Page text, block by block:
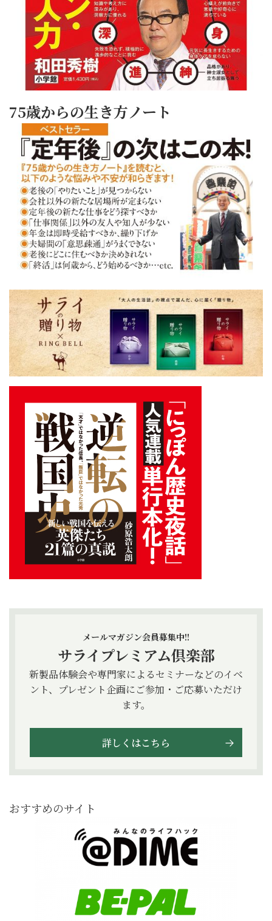
75歳からの生き方ノート
メールマガジン会員募集中!!
サライプレミアム倶楽部
新製品体験会や専門家によるセミナーなどのイベ
ント、プレゼント企画にご参加・ご応募いただけ
ます。
詳しくはこちら
おすすめのサイト